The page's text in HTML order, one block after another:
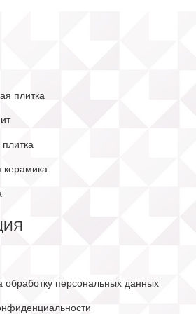
плитка
керамика
обработку персональных данных